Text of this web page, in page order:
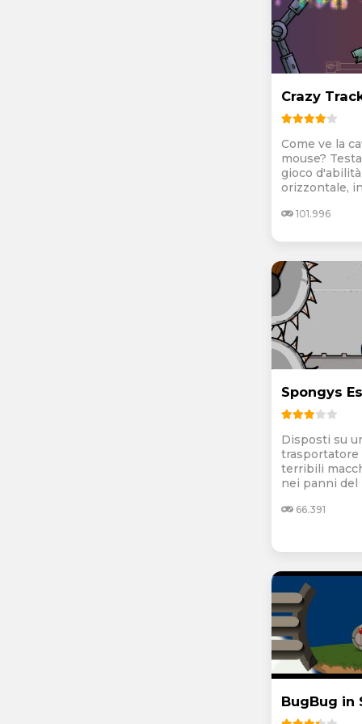
Crazy
Come ve la
mouse?
gioco
orizzontale,
101.996
Spongys
Disposti su
trasportatore
terribili
nei panni del
66.391
BugBug in